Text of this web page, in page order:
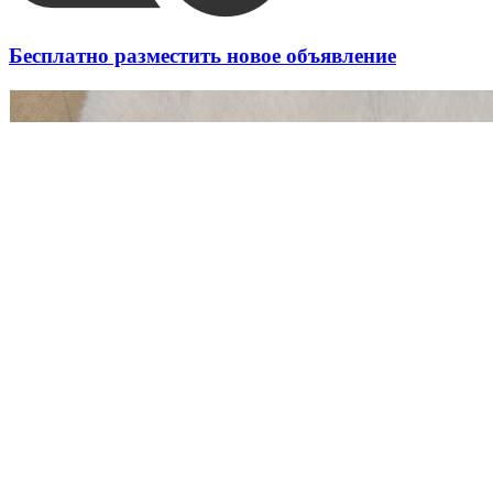
Бесплатно разместить новое объявление